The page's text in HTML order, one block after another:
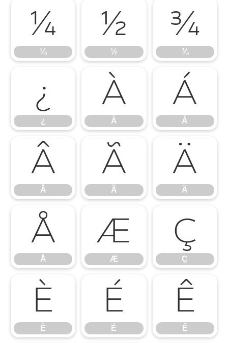
¼
¼
½
½
¾
¾
¿
¿
À
À
Á
Á
Â
Â
Ã
Ã
Ä
Ä
Å
Å
Æ
Æ
Ç
Ç
È
È
É
É
Ê
Ê